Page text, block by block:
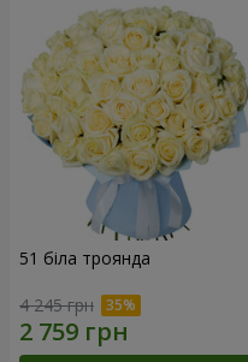
51 біла троянда
4 245 грн